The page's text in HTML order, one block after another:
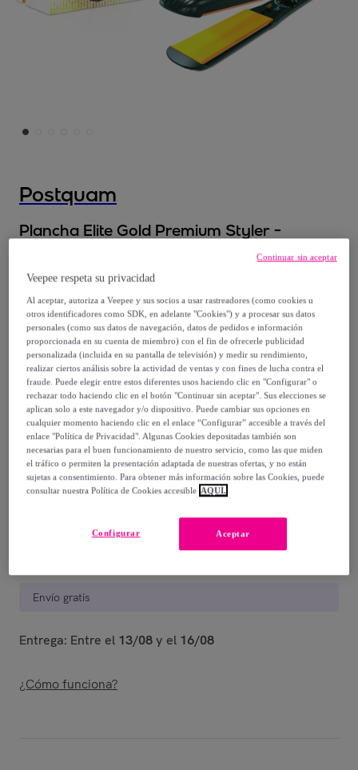
Postquam
Plancha Elite Gold Premium Styler -
Modelo: Plancha Elite Gold Premium Styler
- negro&nbsp;- 65W
71,99 €
269,00 €
-73%
Posible recogida de tu antiguo producto,ver condiciones
Vendido porPostquam Cosmetic
Envío gratis
Entrega: Entre el 13/08y el 16/08
¿Cómo funciona?
Veepee respeta su privacidad
Al aceptar, autoriza a Veepee y sus socios a usar rastreadores (como cookies u
otros identificadores como SDK, en adelante "Cookies") y a procesar sus datos
personales (como sus datos de navegación, datos de pedidos e información
proporcionada en su cuenta de miembro) con el fin de ofrecerle publicidad
personalizada (incluida en su pantalla de televisión) y medir su rendimiento,
realizar ciertos análisis sobre la actividad de ventas y con fines de lucha contra el
fraude. Puede elegir entre estos diferentes usos haciendo clic en "Configurar" o
rechazar todo haciendo clic en el botón "Continuar sin aceptar". Sus elecciones se
aplican solo a este navegador y/o dispositivo. Puede cambiar sus opciones en
cualquier momento haciendo clic en el enlace “Configurar” accesible a través del
enlace "Política de Privacidad". Algunas Cookies depositadas también son
necesarias para el buen funcionamiento de nuestro servicio, como las que miden
el tráfico o permiten la presentación adaptada de nuestras ofertas, y no están
sujetas a consentimiento. Para obtener más información sobre las Cookies, puede
consultar nuestra Política de Cookies accesible AQUÍ.
Aceptar
Configurar
Continuar sin aceptar